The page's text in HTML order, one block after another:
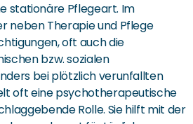
stationäre Pflegeart. Im
neben Therapie und Pflege
oft auch die
bzw. sozialen
bei plötzlich verunfallten
oft eine psychotherapeutische
Rolle. Sie hilft mit der